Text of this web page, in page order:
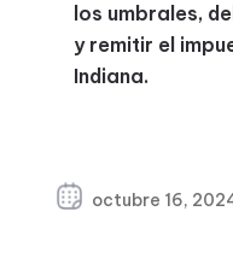
los umbrales,
y remitir el
Indiana.
octubre 16,